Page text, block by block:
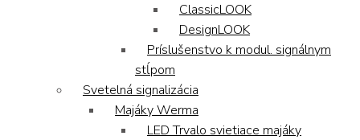
ClassicLOOK
DesignLOOK
Príslušenstvo k modul. signálnym
stĺpom
Svetelná signalizácia
Majáky Werma
LED Trvalo svietiace majáky